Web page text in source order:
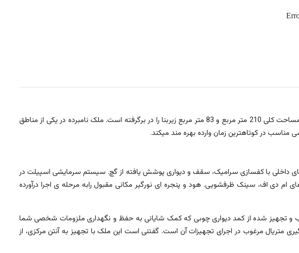
این آپارتمان 7 سال ساخت با نمایی از سنگ مرمر طراحی شده است. این ملک در مساحت کلی 210 متر مربع و 83 متر مربع زیربنا را در برگرفته است. ملک نامبرده در یکی از مناطق
در کوتاهترین زمان وارده بهره مند میکند.
داخلی با کفسازی سرامیک، سقف و دیواری پوشش یافته از گچ. سیستم سرمایشی اسپیلت در
ام دی اف، سینک ظرفشویی. هود و پنجره ای نورگیر مکانی مقبول رابه مرحله ی اجرا درآورده
و تجهیز شده از کمد دیواری چوبی که کمک شایانی به حفظ و نگهداری ملزومات شخصی شما
متریال مرغوب در اجرای تجهیزات آن است. گفتنی است این ملک با تجهیز به آنتن مرکزی، از